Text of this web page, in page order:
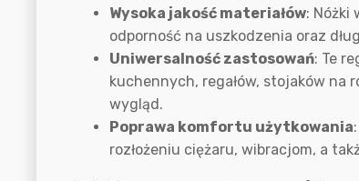
Wysoka jakość materiałów: Nóżki
odporność na uszkodzenia oraz
Uniwersalność zastosowań: Te
kuchennych, regałów, stojaków
wygląd.
Poprawa komfortu użytkowania
rozłożeniu ciężaru, wibracjom, a